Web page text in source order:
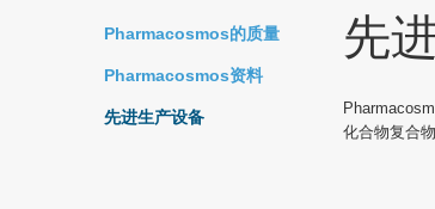
Pharmacosmos的质量
Pharmacosmos资料
先进生产设备
先
化合物复合